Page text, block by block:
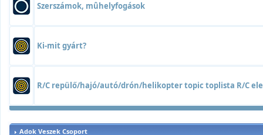
Szerszámok, mûhelyfogások
Ki-mit gyárt?
R/C repülő/hajó/autó/drón/helikopter topic toplista R/C
Adok Veszek Csoport